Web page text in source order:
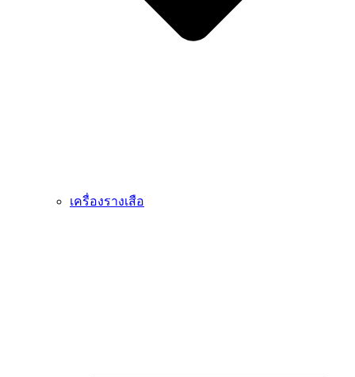
เครื่องรางเสือ